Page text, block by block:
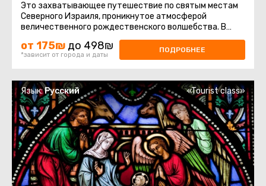
Это захватывающее путешествие по святым местам
Северного Израиля, проникнутое атмосферой
величественного рождественского волшебства. В
течение дня вы посетите несколько ...
от 175₪ до 498₪
*зависит от города и даты
ПОДРОБНЕЕ
Язык:Русский «Tourist class»